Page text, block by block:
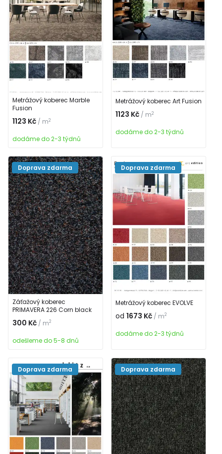
Metrážový koberec Marble
Fusion
1123 Kč / m2
dodáme do 2-3 týdnů
Metrážový koberec Art Fusion
1123 Kč / m2
dodáme do 2-3 týdnů
Záťažový koberec
PRIMAVERA 226 Corn black
300 Kč / m2
odešleme do 5-8 dnů
Doprava zdarma
Metrážový koberec EVOLVE
od 1673 Kč / m2
dodáme do 2-3 týdnů
Doprava zdarma
Doprava zdarma Doprava zdarma